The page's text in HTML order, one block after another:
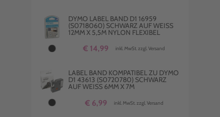
DYMO LABEL BAND D1 16959
(S0718060) SCHWARZ AUF WEISS 1
2MM X 5,5M NYLON FLEXIBEL
€ 14,99 inkl. MwSt. zzgl. Versand
LABEL BAND KOMPATIBEL ZU DYMO
D1 43613 (S0720780) SCHWARZ
AUF WEISS 6MM X 7M
€ 6,99 inkl. MwSt. zzgl. Versand